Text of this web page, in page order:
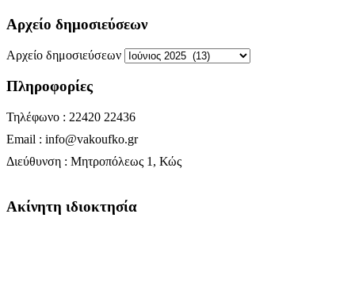
Αρχείο δημοσιεύσεων
Αρχείο δημοσιεύσεων
Πληροφορίες
Τηλέφωνο : 22420 22436
Email : info@vakoufko.gr
Διεύθυνση : Μητροπόλεως 1, Κώς
Ακίνητη ιδιοκτησία